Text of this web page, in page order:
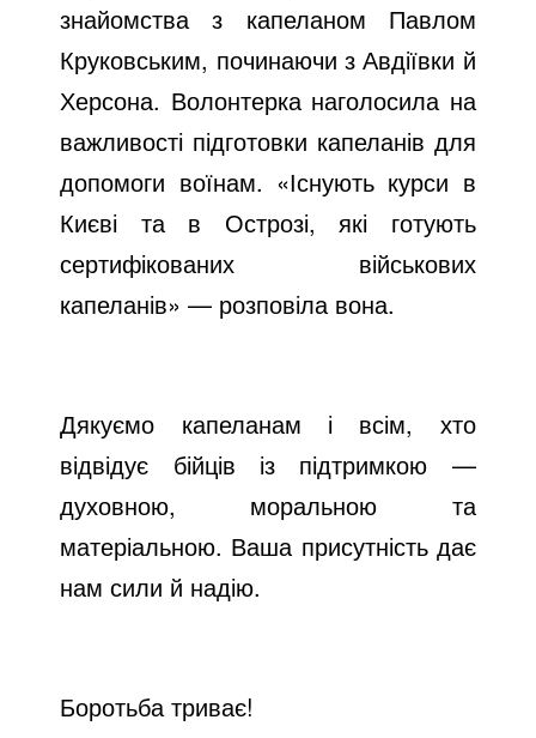
знайомства з капеланом Павлом
Круковським, починаючи з Авдіївки й
Херсона. Волонтерка наголосила на
важливості підготовки капеланів для
допомоги воїнам. «Існують курси в
Києві та в Острозі, які готують
сертифікованих військових
капеланів» — розповіла вона.
Дякуємо капеланам і всім, хто
відвідує бійців із підтримкою —
духовною, моральною та
матеріальною. Ваша присутність дає
нам сили й надію.
Боротьба триває!